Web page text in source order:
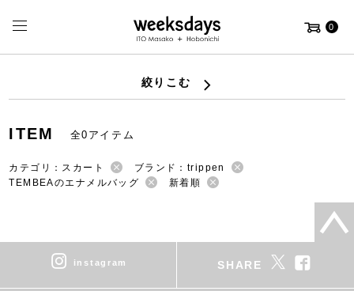
0
絞りこむ
ITEM 全0アイテム
カテゴリ：スカート
ブランド：trippen
TEMBEAのエナメルバッグ
新着順
instagram SHARE